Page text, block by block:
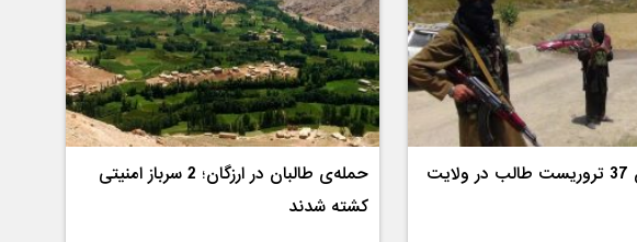
کشته شدن 37 تروریست طالب در ولایت
حمله‌ی طالبان در ارزگان؛ 2 سرباز امنیتی
کشته شدند